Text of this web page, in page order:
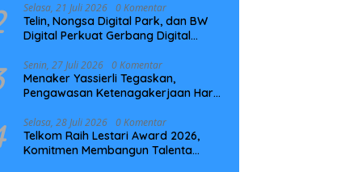
Selasa, 21 Juli 2026 0 Komentar
Telin, Nongsa Digital Park, dan BW
Digital Perkuat Gerbang Digital
NCC
Senin, 27 Juli 2026 0 Komentar
Menaker Yassierli Tegaskan,
Pengawasan Ketenagakerjaan Harus
Selasa, 28 Juli 2026 0 Komentar
Telkom Raih Lestari Award 2026,
Komitmen Membangun Talenta